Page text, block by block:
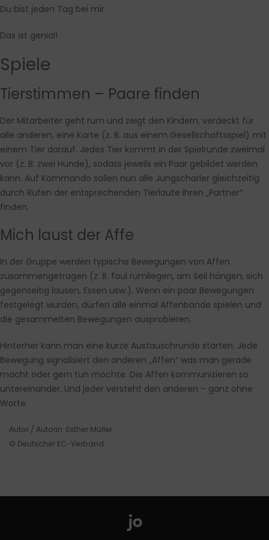
Du bist jeden Tag bei mir
Das ist genial!
Spiele
Tierstimmen – Paare finden
Der Mitarbeiter geht rum und zeigt den Kindern, verdeckt für
alle anderen, eine Karte (z. B. aus einem Gesellschaftsspiel) mit
einem Tier darauf. Jedes Tier kommt in der Spielrunde zweimal
vor (z. B. zwei Hunde), sodass jeweils ein Paar gebildet werden
kann. Auf Kommando sollen nun alle Jungscharler gleichzeitig
durch Rufen der entsprechenden Tierlaute ihren „Partner“
finden.
Mich laust der Affe
In der Gruppe werden typische Bewegungen von Affen
zusammengetragen (z. B. faul rumliegen, am Seil hängen, sich
gegenseitig lausen, Essen usw.). Wenn ein paar Bewegungen
festgelegt wurden, dürfen alle einmal Affenbande spielen und
die gesammelten Bewegungen ausprobieren.
Hinterher kann man eine kurze Austauschrunde starten. Jede
Bewegung signalisiert den anderen „Affen“ was man gerade
macht oder gern tun möchte. Die Affen kommunizieren so
untereinander. Und jeder versteht den anderen – ganz ohne
Worte.
Autor / Autorin: Esther Müller
© Deutscher EC-Verband